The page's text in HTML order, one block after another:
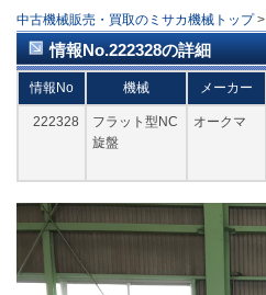
中古機械販売・買取のミサカ機械トップ >
情報No.222328の詳細
情報No 機械 メーカー
222328
フラット型NC
旋盤
オークマ